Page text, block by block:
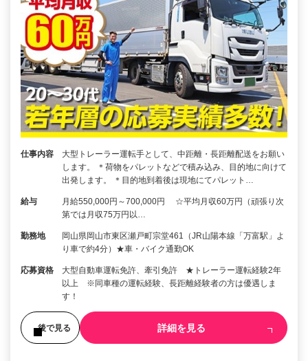
仕事内容
大型トレーラー運転手として、中距離・長距離配送をお願い
します。 ＊荷物をパレットなどで積み込み、目的地に向けて
出発します。 ＊目的地到着後は現地にてパレット…
給与
月給550,000円～700,000円 ☆平均月収60万円（頑張り次
第では月収75万円以…
勤務地
岡山県岡山市東区瀬戸町宗堂461（JR山陽本線「万富駅」よ
り車で約4分）★車・バイク通勤OK
応募資格
大型自動車運転免許、牽引免許 ★トレーラー運転経験2年
以上 ※同車種の運転経験、長距離経験者の方は優遇しま
す！
後で見る 詳細を見る